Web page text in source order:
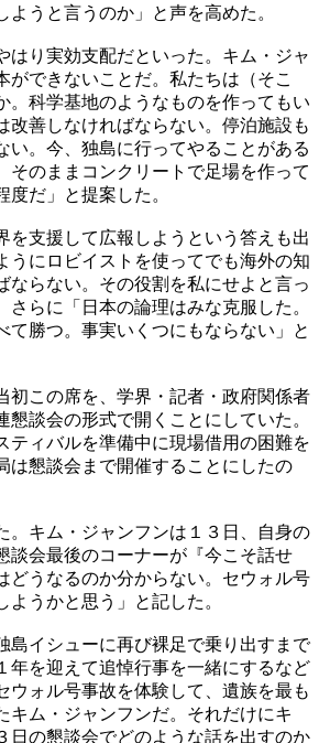
ようと言うのか」と声を高めた。
はり実効支配だといった。キム・ジャ
ができないことだ。私たちは（そこ
。科学基地のようなものを作ってもい
改善しなければならない。停泊施設も
い。今、独島に行ってやることがある
そのままコンクリートで足場を作って
度だ」と提案した。
を支援して広報しようという答えも出
うにロビイストを使ってでも海外の知
ならない。その役割を私にせよと言っ
さらに「日本の論理はみな克服した。
て勝つ。事実いくつにもならない」と
初この席を、学界・記者・政府関係者
懇談会の形式で開くことにしていた。
ティバルを準備中に現場借用の困難を
は懇談会まで開催することにしたの
。キム・ジャンフンは１３日、自身の
談会最後のコーナーが『今こそ話せ
どうなるのか分からない。セウォル号
うかと思う」と記した。
島イシューに再び裸足で乗り出すまで
年を迎えて追悼行事を一緒にするなど
ウォル号事故を体験して、遺族を最も
キム・ジャンフンだ。それだけにキ
日の懇談会でどのような話を出すのか